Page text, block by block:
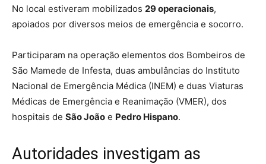
No local estiveram mobilizados 29 operacionais,
apoiados por diversos meios de emergência e socorro.
Participaram na operação elementos dos Bombeiros de
São Mamede de Infesta, duas ambulâncias do Instituto
Nacional de Emergência Médica (INEM) e duas Viaturas
Médicas de Emergência e Reanimação (VMER), dos
hospitais de São João e Pedro Hispano.
Autoridades investigam as